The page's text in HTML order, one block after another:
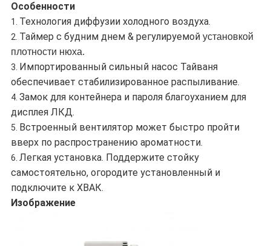
Особенности
1. Технология диффузии холодного воздуха.
2. Таймер с будним днем & регулируемой установкой
плотности нюха.
3. Импортированный сильный насос Тайваня
обеспечивает стабилизированное распыливание.
4. Замок для контейнера и пароля благоуханием для
дисплея ЛКД.
5. Встроенный вентилятор может быстро пройти
вверх по распространению ароматности.
6. Легкая установка. Поддержите стойку
самостоятельно, огородите установленный и
подключите к ХВАК.
Изображение